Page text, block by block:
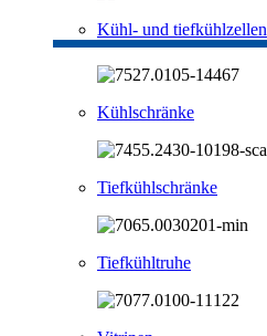
Kühl- und tiefkühlzellen
Kühlschränke
Tiefkühlschränke
Tiefkühltruhe